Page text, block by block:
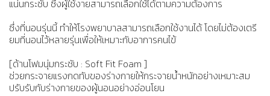
แน่นกระชับ ซึ่งผู้ใช้งายสามารถเลือกใช้ได้ตามความต้องการ
ซึ่งที่นอนรุ่นนี้ ทำให้โรงพยาบาลสามารถเลือกใช้งานได้ โดยไม่ต้องเตรี
ยมที่นอนไว้หลายรุ่นเพื่อให้เหมาะกับอาการคนไข้
[ด้านโฟมนุ่มกระชับ : Soft Fit Foam ]
ช่วยกระจายแรงกดทับของร่างกายให้กระจายน้ำหนักอย่างเหมาะสม
ปรับรับกับร่างกายของผู้นอนอย่างอ่อนโยน